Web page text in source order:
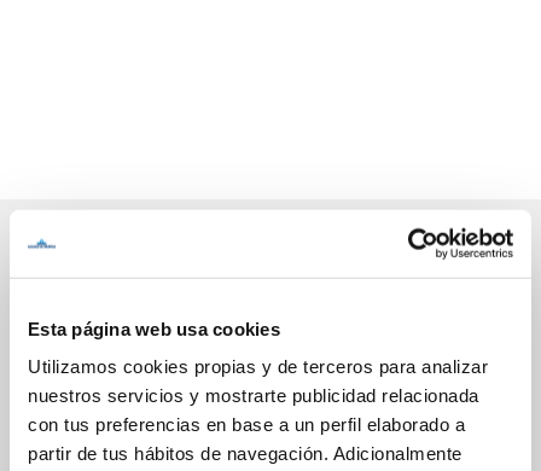
Esta página web usa cookies
Utilizamos cookies propias y de terceros para analizar
nuestros servicios y mostrarte publicidad relacionada
con tus preferencias en base a un perfil elaborado a
partir de tus hábitos de navegación. Adicionalmente
Online Transactions